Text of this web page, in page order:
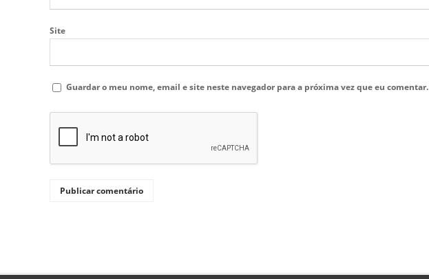
Site
Guardar o meu nome, email e site neste navegador para a próxima vez que eu comentar.